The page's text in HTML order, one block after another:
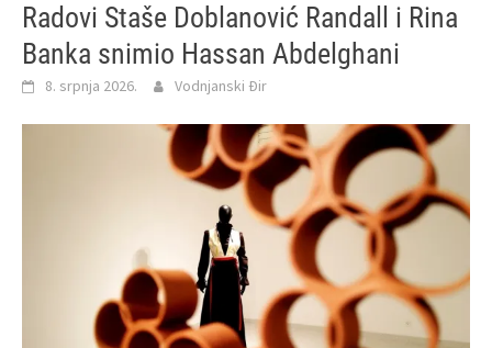
Radovi Staše Doblanović Randall i Rina
Banka snimio Hassan Abdelghani
8. srpnja 2026. Vodnjanski Đir